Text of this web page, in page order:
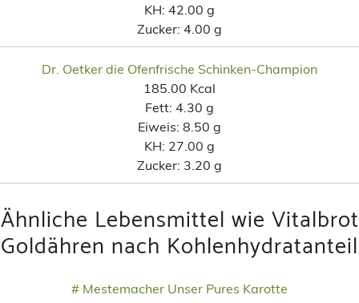
KH: 42.00 g
Zucker: 4.00 g
Dr. Oetker die Ofenfrische Schinken-Champion
185.00 Kcal
Fett: 4.30 g
Eiweis: 8.50 g
KH: 27.00 g
Zucker: 3.20 g
Ähnliche Lebensmittel wie Vitalbrot
Goldähren nach Kohlenhydratanteil
# Mestemacher Unser Pures Karotte